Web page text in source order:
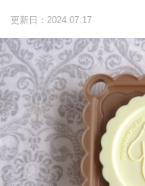
更新日：2024.07.17